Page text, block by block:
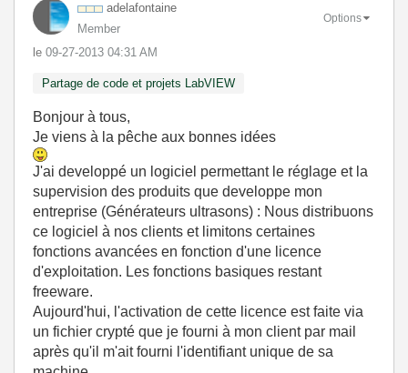
adelafontaine
Member
le ‎09-27-2013 04:31 AM
Options
Partage de code et projets LabVIEW
Bonjour à tous,
Je viens à la pêche aux bonnes idées
J'ai developpé un logiciel permettant le réglage et la
supervision des produits que developpe mon
entreprise (Générateurs ultrasons) : Nous distribuons
ce logiciel à nos clients et limitons certaines
fonctions avancées en fonction d'une licence
d'exploitation. Les fonctions basiques restant
freeware.
Aujourd'hui, l'activation de cette licence est faite via
un fichier crypté que je fourni à mon client par mail
après qu'il m'ait fourni l'identifiant unique de sa